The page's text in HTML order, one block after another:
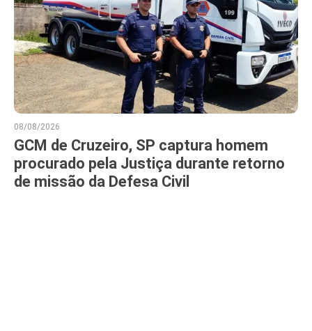
08/08/2026
GCM de Cruzeiro, SP captura homem
procurado pela Justiça durante retorno
de missão da Defesa Civil